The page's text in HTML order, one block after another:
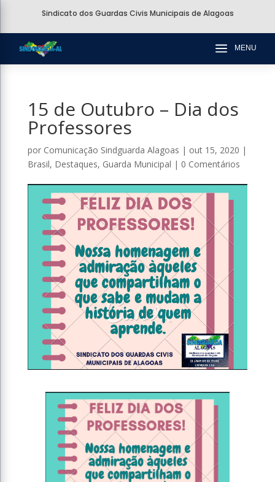
Sindicato dos Guardas Civis Municipais de Alagoas
a MENU
15 de Outubro – Dia dos
Professores
por Comunicação Sindguarda Alagoas | out 15, 2020 |
Brasil, Destaques, Guarda Municipal | 0 Comentários